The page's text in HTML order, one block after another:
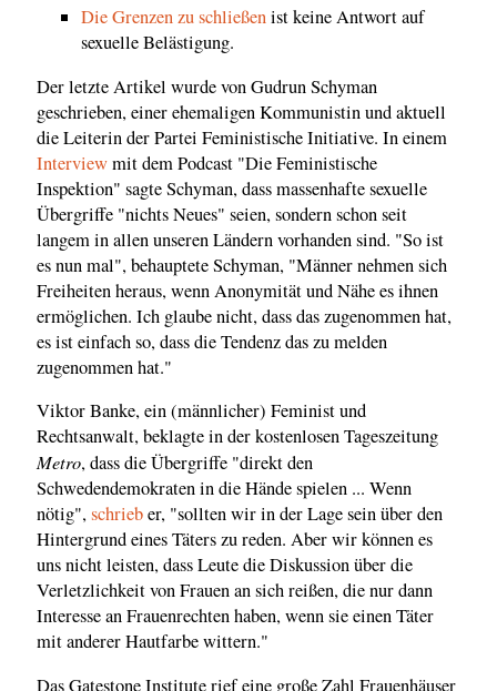
Die Grenzen zu schließenist keine Antwort auf
sexuelle Belästigung.
Der letzte Artikel wurde von Gudrun Schyman
geschrieben, einer ehemaligen Kommunistin und aktuell
die Leiterin der Partei Feministische Initiative. In einem
Interviewmit dem Podcast "Die Feministische
Inspektion" sagte Schyman, dass massenhafte sexuelle
Übergriffe "nichts Neues" seien, sondern schon seit
langem in allen unseren Ländern vorhanden sind. "So ist
es nun mal", behauptete Schyman, "Männer nehmen sich
Freiheiten heraus, wenn Anonymität und Nähe es ihnen
ermöglichen. Ich glaube nicht, dass das zugenommen hat,
es ist einfach so, dass die Tendenz das zu melden
zugenommen hat."
Viktor Banke, ein (männlicher) Feminist und
Rechtsanwalt, beklagte in der kostenlosen Tageszeitung
Metro, dass die Übergriffe "direkt den
Schwedendemokraten in die Hände spielen ... Wenn
nötig",schrieber, "sollten wir in der Lage sein über den
Hintergrund eines Täters zu reden. Aber wir können es
uns nicht leisten, dass Leute die Diskussion über die
Verletzlichkeit von Frauen an sich reißen, die nur dann
Interesse an Frauenrechten haben, wenn sie einen Täter
mit anderer Hautfarbe wittern."
Das Gatestone Institute rief eine große Zahl Frauenhäuser